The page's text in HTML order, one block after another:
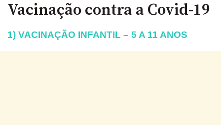
Vacinação contra a Covid-19
1) VACINAÇÃO INFANTIL – 5 A 11 ANOS